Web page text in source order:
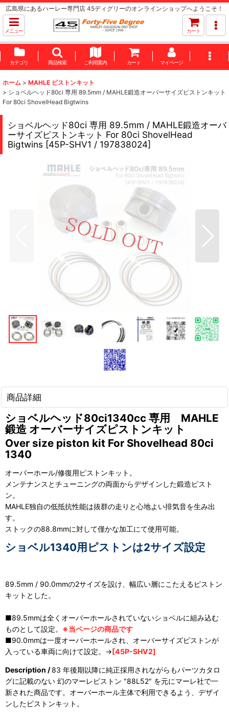
広島県にあるハーレー専門店 45ディグリーのオンラインショップへようこそ！
メニュー カート
カテゴリ 商品検索 ご利用案内 カート マイページ
ホーム > MAHLE ピストンキット
> ショベルヘッド80ci 専用 89.5mm / MAHLE鍛造オーバーサイズピストンキット
For 80ci ShovelHead Bigtwins
ショベルヘッド80ci 専用 89.5mm / MAHLE鍛造オーバ
ーサイズピストンキット For 80ci ShovelHead
Bigtwins [45P-SHV1 / 197838024]
商品詳細
ショベルヘッド80ci1340cc 専用 MAHLE
鍛造 オーバーサイズピストンキット
Over size piston kit For Shovelhead 80ci
1340
オーバーホール/修復用ピストンキット。
メンテナンスとチューニングの両面からデザインした鍛造ピスト
ン。
MAHLE独自の低抵抗性能は抜群の走りと心地よい排気音を生み出
す。
ストックの88.8mmに対して僅かな加工にて使用可能。
ショベル1340用ピストンは2サイズ設定
89.5mm / 90.0mmの2サイズを設け、幅広い層にこたえるピストン
キットとした。
■89.5mmは全くオーバーホールされていないショベルに組み込む
ものとして設定。 ※当ページの商品です
■90.0mmは一度オーバーホールされ、オーバーサイズピストンが
入っている車両に向けて設定。→[45P-SHV2]
Description /83 年後期以降に純正採用されながらもパーツカタロ
グに記載のない 幻のマーレピストン "88L52" を元にマーレ社で一
新された商品です。オーバーホール主体で利用できるよう、デザイ
ンしたピストンキット。